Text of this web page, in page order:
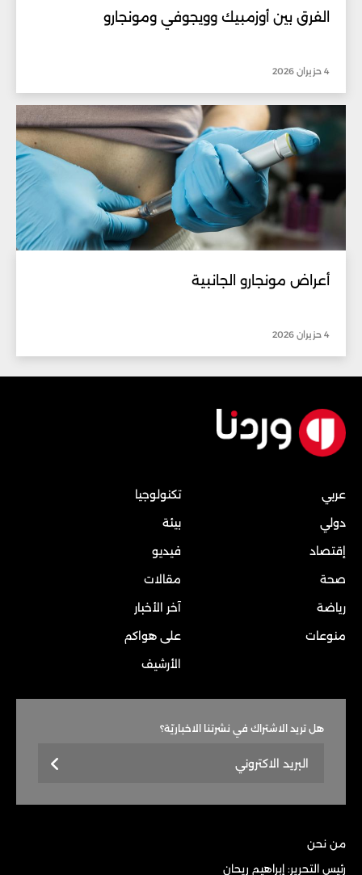
الفرق بين أوزمبيك وويجوفي ومونجارو
4 حزيران 2026
أعراض مونجارو الجانبية
4 حزيران 2026
عربي
دولي
إقتصاد
صحة
رياضة
منوعات
تكنولوجيا
بيئة
فيديو
مقالات
آخر الأخبار
على هواكم
الأرشيف
هل تريد الاشتراك في نشرتنا الاخباريّة؟
من نحن
رئيس التحرير: إبراهيم ريحان